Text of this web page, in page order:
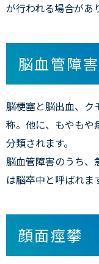
が行われる場合があ
脳血管障害
脳梗塞と脳出血、ク
称。他に、もやもや
分類されます。
脳血管障害のうち、
は脳卒中と呼ばれま
顔面痙攀